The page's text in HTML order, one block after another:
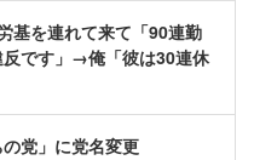
基を連れて来て「90連勤
反です」→俺「彼は30連休
の党」に党名変更